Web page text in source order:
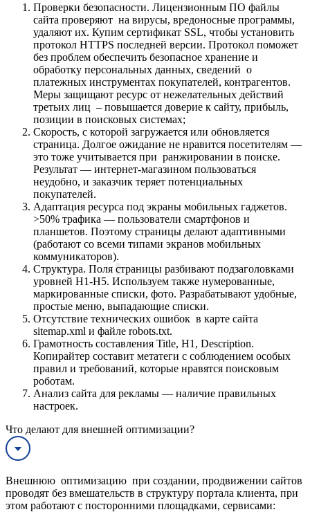
Проверки безопасности. Лицензионным ПО файлы
сайта проверяют на вирусы, вредоносные программы,
удаляют их. Купим сертификат SSL, чтобы установить
протокол HTTPS последней версии. Протокол поможет
без проблем обеспечить безопасное хранение и
обработку персональных данных, сведений о
платежных инструментах покупателей, контрагентов.
Меры защищают ресурс от нежелательных действий
третьих лиц – повышается доверие к сайту, прибыль,
позиции в поисковых системах;
Скорость, с которой загружается или обновляется
страница. Долгое ожидание не нравится посетителям —
это тоже учитывается при ранжировании в поиске.
Результат — интернет-магазином пользоваться
неудобно, и заказчик теряет потенциальных
покупателей.
Адаптация ресурса под экраны мобильных гаджетов.
>50% трафика — пользователи смартфонов и
планшетов. Поэтому страницы делают адаптивными
(работают со всеми типами экранов мобильных
коммуникаторов).
Структура. Поля страницы разбивают подзаголовками
уровней H1-H5. Используем также нумерованные,
маркированные списки, фото. Разрабатывают удобные,
простые меню, выпадающие списки.
Отсутствие технических ошибок в карте сайта
sitemap.xml и файле robots.txt.
Грамотность составления Title, H1, Description.
Копирайтер составит метатеги с соблюдением особых
правил и требований, которые нравятся поисковым
роботам.
Анализ сайта для рекламы — наличие правильных
настроек.
Что делают для внешней оптимизации?
Внешнюю оптимизацию при создании, продвижении сайтов
проводят без вмешательств в структуру портала клиента, при
этом работают с посторонними площадками, сервисами: